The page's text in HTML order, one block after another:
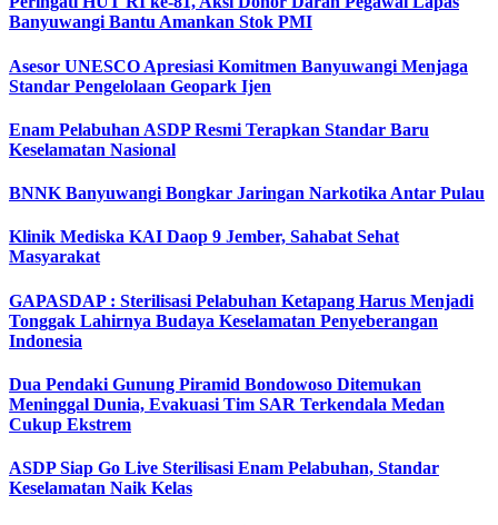
Banyuwangi Bantu Amankan Stok PMI
Asesor UNESCO Apresiasi Komitmen Banyuwangi Menjaga
Standar Pengelolaan Geopark Ijen
Enam Pelabuhan ASDP Resmi Terapkan Standar Baru
Keselamatan Nasional
BNNK Banyuwangi Bongkar Jaringan Narkotika Antar Pulau
Klinik Mediska KAI Daop 9 Jember, Sahabat Sehat
Masyarakat
GAPASDAP : Sterilisasi Pelabuhan Ketapang Harus Menjadi
Tonggak Lahirnya Budaya Keselamatan Penyeberangan
Indonesia
Dua Pendaki Gunung Piramid Bondowoso Ditemukan
Meninggal Dunia, Evakuasi Tim SAR Terkendala Medan
Cukup Ekstrem
ASDP Siap Go Live Sterilisasi Enam Pelabuhan, Standar
Keselamatan Naik Kelas